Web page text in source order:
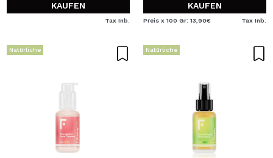
KAUFEN
Tax Inb.
KAUFEN
Preis x 100 Gr: 13,90€ Tax Inb.
Natürliche Natürliche